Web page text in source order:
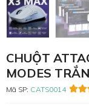
CHUỘT
MODES
Mã SP: CATS0014